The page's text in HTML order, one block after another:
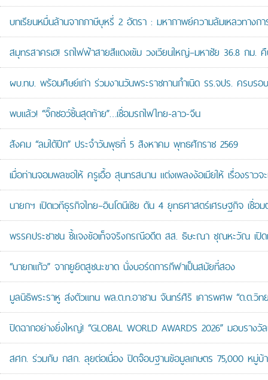
บทเรียนหมื่นล้านจากภาษีบุหรี่ 2 อัตรา : มหากาพย์ความล้มเหลวทางก
สมุทรสาครเฮ! รถไฟฟ้าสายสีแดงเข้ม วงเวียนใหญ่–มหาชัย 36.8 ก
ผบ.ทบ. พร้อมศิษย์เก่า ร่วมงานวันพระราชทานกำเนิด รร.จปร. ครบ
พบแล้ว! “จิ๊กซอว์ชิ้นสุดท้าย”…เชื่อมรถไฟไทย-ลาว-จีน
สังคม “ลมใต้ปีก” ประจำวันพุธที่ 5 สิงหาคม พุทธศักราช 2569
เมื่อท่านจอมพลขอให้ ครูเอื้อ สุนทรสนาน แต่งเพลงง้อเมียให้ เรื่องราวจะ
นายกฯ เปิดเวทีธุรกิจไทย–อินโดนีเซีย ดัน 4 ยุทธศาสตร์เศรษฐกิจ เ
พรรคประชาชน ชี้แจงข้อเท็จจริงกรณีอดีต สส. ธิษะณา ชุณหะวัณ เปิด
“นายกแก้ว” จากยูยิตสูชนะขาด นั่งบอร์ดการกีฬาเป็นสมัยที่สอง
มูลนิธิพระราหู ส่งตัวแทน พล.ต.ท.อาชาน จันทร์ศิริ เคารพศพ “ด.ต.วิท
ปิดฉากอย่างยิ่งใหญ่! “GLOBAL WORLD AWARDS 2026” มอบรา
สศก. ร่วมกับ กสก. ลุยต่อเนื่อง ปิดจ๊อบฐานข้อมูลเกษตร 75,000 หมู่